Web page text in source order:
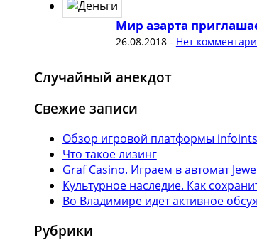
Мир азарта
26.08.2018- Нет
Случайный анекдот
Свежие записи
Обзор игровой платформы
Что такое лизинг
Graf Casino. Играем в автомат
Культурное наследие. Как
Во Владимире идет активное
Рубрики